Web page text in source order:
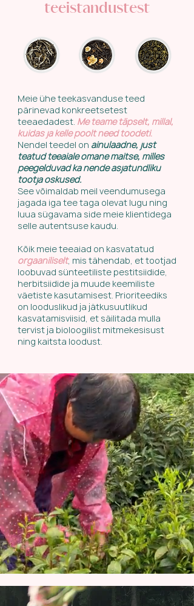
teeistandustest
Meie ühe teekasvanduse teed
pärinevad konkreetsetest
teeaedadest. Me teame täpselt, millal,
kuidas ja kelle poolt need toodeti.
Nendel teedel on ainulaadne, just
teatud teeaiale omane maitse, milles
peegelduvad ka nende asjatundliku
tootja oskused.
See võimaldab meil veendumusega
jagada iga tee taga olevat lugu ning
luua sügavama side meie klientidega
selle autentsuse kaudu.
Kõik meie teeaiad on kasvatatud
orgaaniliselt, mis tähendab, et tootjad
loobuvad sünteetiliste pestitsiidide,
herbitsiidide ja muude keemiliste
väetiste kasutamisest. Prioriteediks
on looduslikud ja jätkusuutlikud
kasvatamisviisid, et säilitada mulla
tervist ja bioloogilist mitmekesisust
ning kaitsta loodust.